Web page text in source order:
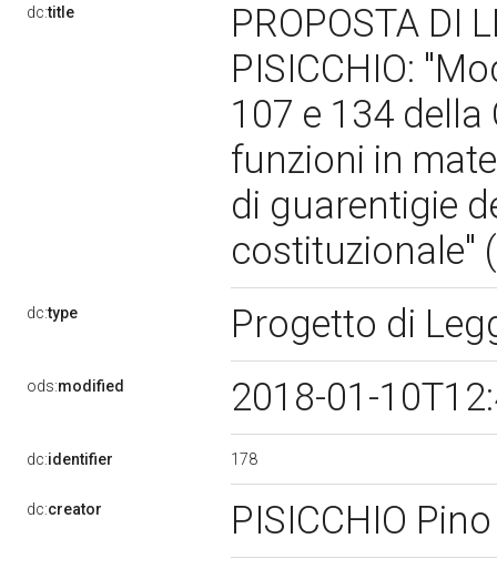
dc:title
PROPOSTA DI
PISICCHIO:
107 e 134
funzioni in
di guarentigie
costituzionale"
dc:type Progetto di
ods:modified 2018-01-
dc:identifier 178
dc:creator PISICCHIO